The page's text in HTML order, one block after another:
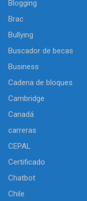
Blogging
Brac
Bullying
Buscador de becas
Business
Cadena de bloques
Cambridge
Canadá
carreras
CEPAL
Certificado
Chatbot
Chile